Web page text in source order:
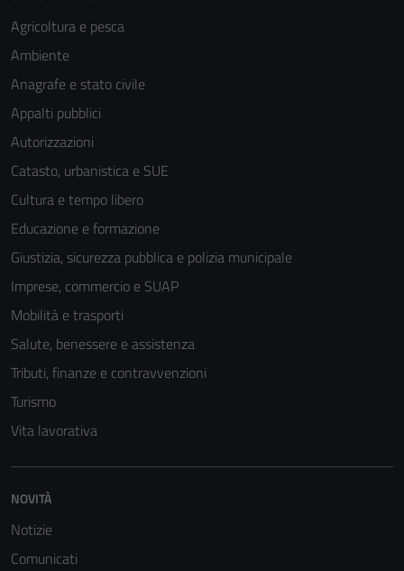
Agricoltura e pesca
Ambiente
Anagrafe e stato civile
Appalti pubblici
Autorizzazioni
Catasto, urbanistica e SUE
Cultura e tempo libero
Educazione e formazione
Giustizia, sicurezza pubblica e polizia municipale
Imprese, commercio e SUAP
Mobilità e trasporti
Salute, benessere e assistenza
Tributi, finanze e contravvenzioni
Turismo
Vita lavorativa
NOVITÀ
Notizie
Comunicati